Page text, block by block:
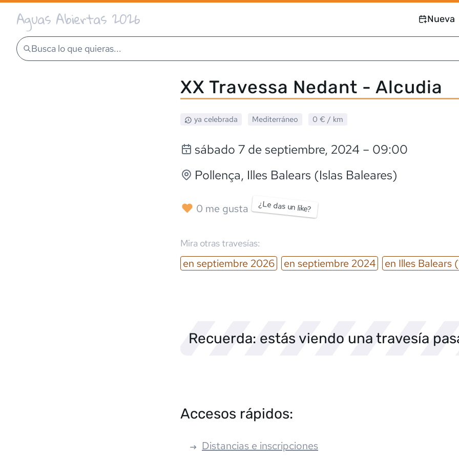
Aguas Abiertas 2026 Nueva
Busca lo que quieras...
XX Travessa Nedant - Alcudia
ya celebrada Mediterráneo 0 € / km
sábado 7 de septiembre, 2024 – 09:00
Pollença, Illes Balears (Islas Baleares)
0 me gusta ¿Le das un like?
Mira otras travesías:
en septiembre 2026 en septiembre 2024 en Illes Balears
Recuerda: estás viendo una travesía
Accesos rápidos:
Distancias e inscripciones